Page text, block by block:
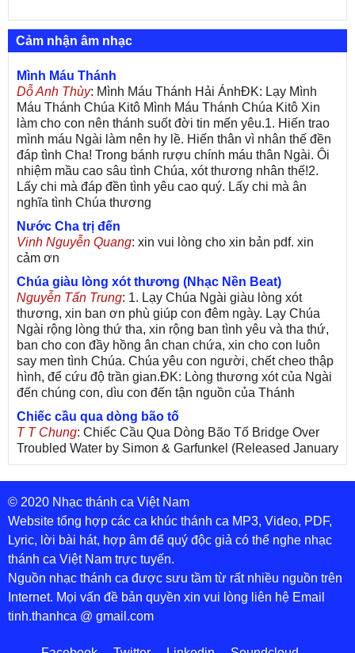
Cảm nhận âm nhạc
Mình Máu Thánh
Dỗ Anh Thùy: Mình Máu Thánh Hải ÁnhĐK: Lạy Mình
Máu Thánh Chúa Kitô Mình Máu Thánh Chúa Kitô Xin
làm cho con nên thánh suốt đời tin mến yêu.1. Hiến trao
mình máu Ngài làm nên hy lề. Hiến thân vì nhân thế đền
đáp tình Cha! Trong bánh rượu chính máu thân Ngài. Ôi
nhiệm mầu cao sâu tình Chúa, xót thương nhân thế!2.
Lấy chi mà đáp đền tình yêu cao quý. Lấy chi mà ân
nghĩa tình Chúa thương
Nước Cha trị đến
Vinh Nguyễn Quang: xin vui lòng cho xin bản pdf. xin
cảm ơn
Chúa giàu lòng xót thương (Nhạc Nền Beat)
Nguyễn Tấn Trung: 1. Lạy Chúa Ngài giàu lòng xót
thương, xin ban ơn phù giúp con đêm ngày. Lạy Chúa
Ngài rộng lòng thứ tha, xin rộng ban tình yêu và tha thứ,
ban cho con đầy hồng ân chan chứa, xin cho con luôn
say men tình Chúa. Chúa yêu con người, chết cheo thập
hình, để cứu độ trần gian.ĐK: Lòng thương xót của Ngài
đến chúng con, dìu con đến tận nguồn của Thánh
Chiếc cầu qua dòng bão tố
T T Chung: Chiếc Cầu Qua Dòng Bão Tố Bridge Over
Troubled Water by Simon & Garfunkel (Released January
26, 1970) Lời Việt: Nhạc Sĩ Vũ Đức Nghiêm Trình Bày:
Chung Tử Lưu
De Colores! (Lời Việt)
Son Vu: Bài hát có lời chưa.Cám ơn
© 2020 Nhạc thánh ca Việt Nam
Website tổng hợp các ca khúc thánh ca MP3, Video, PDF,
Lyric, lời bài hát, hợp âm để quý độc giả có thể nghe nhạc
thánh ca Việt Nam trực tuyến.
Nguồn nhạc thánh ca được sưu tầm từ rất nhiều nguồn trên
Internet. Mọi vấn đề bản quyền xin vui lòng liên hệ Email
tinh.thanhca @ gmail.com